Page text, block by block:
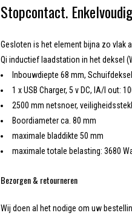
Stopcontact.
Gesloten is het element bijna zo vlak
Qi inductief laadstation in het deksel
Inbouwdiepte 68 mm,
1 x USB Charger, 5 v DC, IA/I out:
2500 mm netsnoer,
Boordiameter ca. 80 mm
maximale bladdikte 50 mm
maximale totale belasting: 3680
Bezorgen & retourneren
Wij doen al het nodige om uw